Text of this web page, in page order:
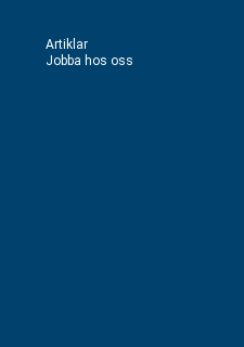
Artiklar
Jobba hos oss